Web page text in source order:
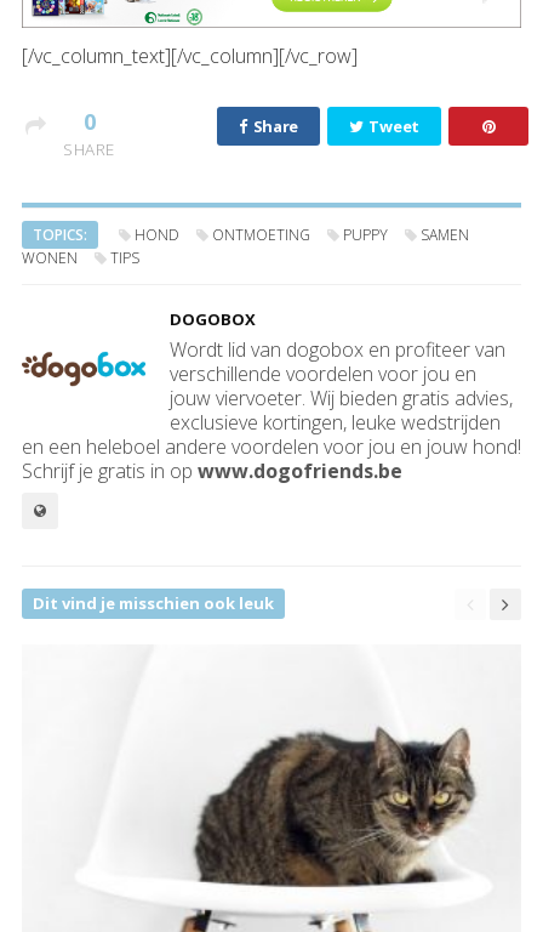
[/vc_column_text][/vc_column][/vc_row]
0
SHARE
Share Tweet
TOPICS: HOND ONTMOETING PUPPY
SAMEN
WONEN
TIPS
DOGOBOX
Wordt lid van dogobox en profiteer van
verschillende voordelen voor jou en
jouw viervoeter. Wij bieden gratis advies,
exclusieve kortingen, leuke wedstrijden
en een heleboel andere voordelen voor jou en jouw hond!
Schrijf je gratis in op www.dogofriends.be
Dit vind je misschien ook leuk